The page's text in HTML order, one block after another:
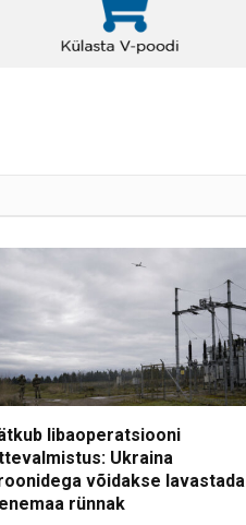
libaoperatsiooni
Ukraina
võidakse lavastada
rünnak